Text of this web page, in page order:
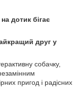
дотик бігає
друг у
собачку,
пригод і радісних